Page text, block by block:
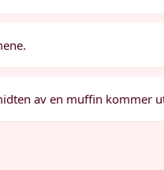
av en muffin kommer